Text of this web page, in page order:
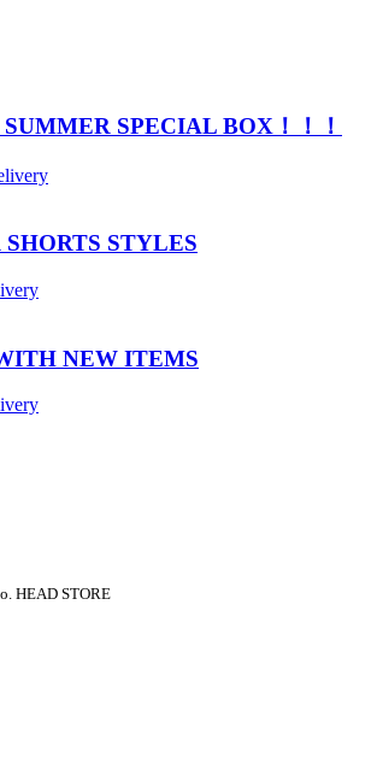
SUMMER SPECIAL BOX！！！
STYLES
NEW ITEMS
HEAD STORE